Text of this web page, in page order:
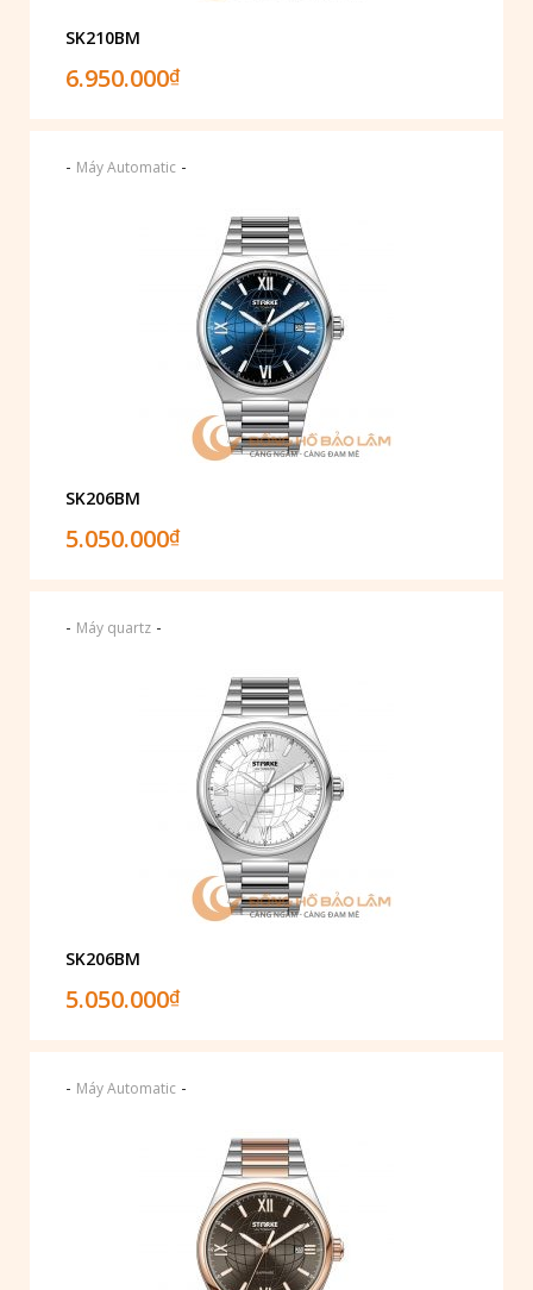
SK210BM
6.950.000₫
- Máy Automatic -
SK206BM
5.050.000₫
- Máy quartz -
SK206BM
5.050.000₫
- Máy Automatic -